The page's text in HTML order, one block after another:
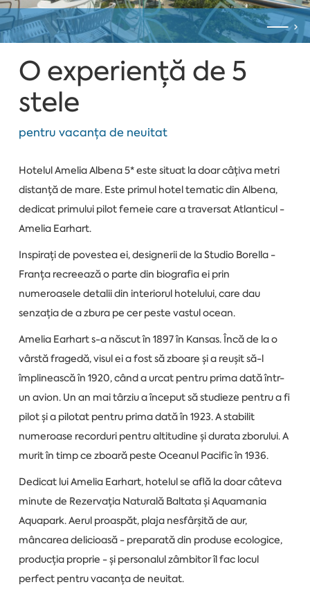
O experiență de 5
stele
pentru vacanța de neuitat
Hotelul Amelia Albena 5* este situat la doar câțiva metri
distanță de mare. Este primul hotel tematic din Albena,
dedicat primului pilot femeie care a traversat Atlanticul -
Amelia Earhart.
Inspirați de povestea ei, designerii de la Studio Borella -
Franța recreează o parte din biografia ei prin
numeroasele detalii din interiorul hotelului, care dau
senzația de a zbura pe cer peste vastul ocean.
Amelia Earhart s-a născut în 1897 în Kansas. Încă de la o
vârstă fragedă, visul ei a fost să zboare și a reușit să-l
împlinească în 1920, când a urcat pentru prima dată într-
un avion. Un an mai târziu a început să studieze pentru a fi
pilot și a pilotat pentru prima dată în 1923. A stabilit
numeroase recorduri pentru altitudine și durata zborului. A
murit în timp ce zboară peste Oceanul Pacific în 1936.
Dedicat lui Amelia Earhart, hotelul se află la doar câteva
minute de Rezervația Naturală Baltata și Aquamania
Aquapark. Aerul proaspăt, plaja nesfârșită de aur,
mâncarea delicioasă - preparată din produse ecologice,
producția proprie - și personalul zâmbitor îl fac locul
perfect pentru vacanța de neuitat.